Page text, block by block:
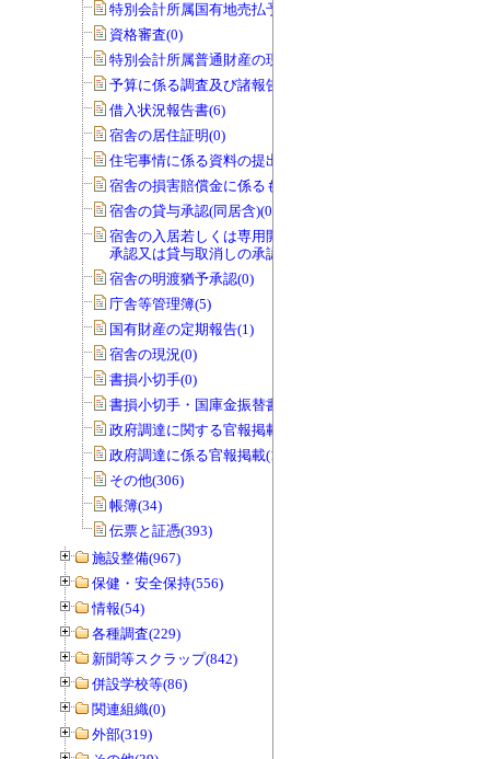
特別会計所属国有地売払予定調(0)
資格審査(0)
特別会計所属普通財産の現況調査(0)
予算に係る調査及び諸報告(286)
借入状況報告書(6)
宿舎の居住証明(0)
住宅事情に係る資料の提出(3)
宿舎の損害賠償金に係るもの(0)
宿舎の貸与承認(同居含)(0)
宿舎の入居若しくは専用開始の延期の
承認又は貸与取消しの承認(0)
宿舎の明渡猶予承認(0)
庁舎等管理簿(5)
国有財産の定期報告(1)
宿舎の現況(0)
書損小切手(0)
書損小切手・国庫金振替書(0)
政府調達に関する官報掲載(0)
政府調達に係る官報掲載(1)
その他(306)
帳簿(34)
伝票と証憑(393)
施設整備(967)
保健・安全保持(556)
情報(54)
各種調査(229)
新聞等スクラップ(842)
併設学校等(86)
関連組織(0)
外部(319)